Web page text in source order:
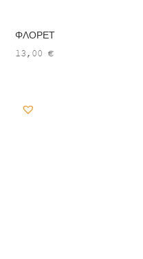
ΦΛΟΡΕΤ
13,00€